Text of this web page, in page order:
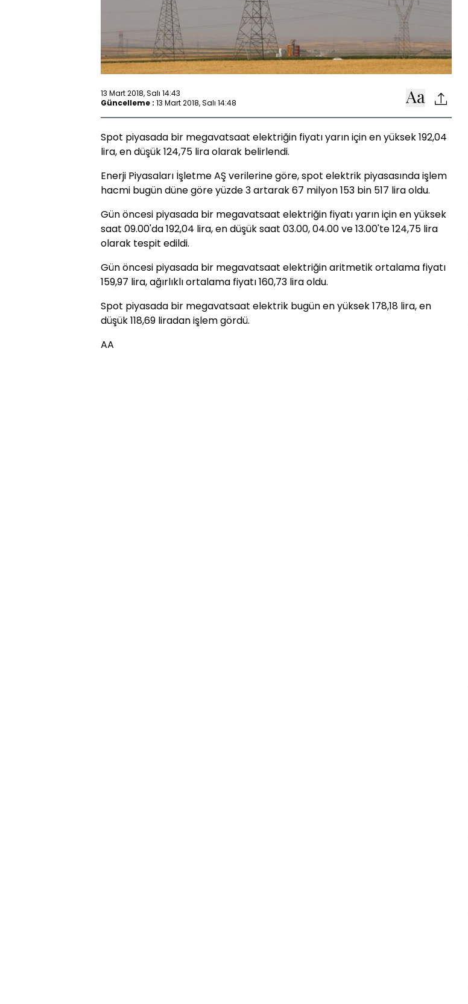
13 Mart 2018, Salı 14:43
Güncelleme : 13 Mart 2018, Salı 14:48
Spot piyasada bir megavatsaat elektriğin fiyatı yarın için en yüksek 192,04
lira, en düşük 124,75 lira olarak belirlendi.
Enerji Piyasaları İşletme AŞ verilerine göre, spot elektrik piyasasında işlem
hacmi bugün düne göre yüzde 3 artarak 67 milyon 153 bin 517 lira oldu.
Gün öncesi piyasada bir megavatsaat elektriğin fiyatı yarın için en yüksek
saat 09.00'da 192,04 lira, en düşük saat 03.00, 04.00 ve 13.00'te 124,75 lira
olarak tespit edildi.
Gün öncesi piyasada bir megavatsaat elektriğin aritmetik ortalama fiyatı
159,97 lira, ağırlıklı ortalama fiyatı 160,73 lira oldu.
Spot piyasada bir megavatsaat elektrik bugün en yüksek 178,18 lira, en
düşük 118,69 liradan işlem gördü.
AA